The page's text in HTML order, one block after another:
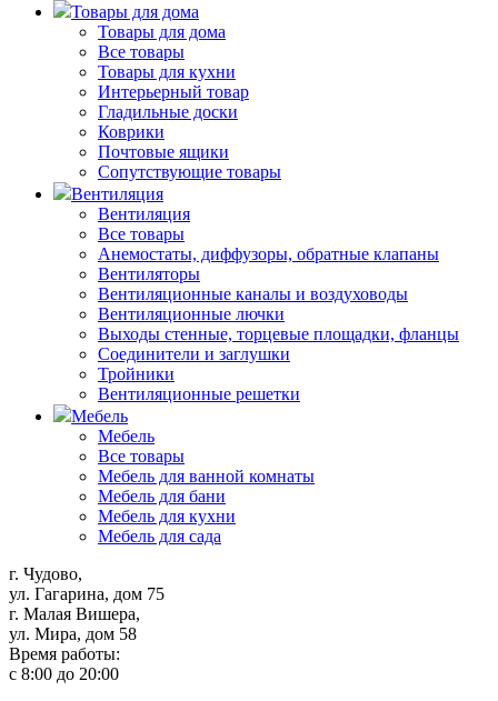
Товары для дома
Товары для дома
Все товары
Товары для кухни
Интерьерный товар
Гладильные доски
Коврики
Почтовые ящики
Сопутствующие товары
Вентиляция
Вентиляция
Все товары
Анемостаты, диффузоры, обратные клапаны
Вентиляторы
Вентиляционные каналы и воздуховоды
Вентиляционные лючки
Выходы стенные, торцевые площадки, фланцы
Соединители и заглушки
Тройники
Вентиляционные решетки
Мебель
Мебель
Все товары
Мебель для ванной комнаты
Мебель для бани
Мебель для кухни
Мебель для сада
г. Чудово,
ул. Гагарина, дом 75
г. Малая Вишера,
ул. Мира, дом 58
Время работы:
с 8:00 до 20:00